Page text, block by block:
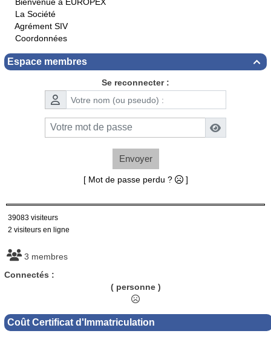
Bienvenue à EUROPEX
La Société
Agrément SIV
Coordonnées

Espace membres
Se reconnecter :
Envoyer
[ Mot de passe perdu ? ]
39083 visiteurs
2 visiteurs en ligne
3 membres
Connectés :
( personne )
Coût Certificat d'Immatriculation